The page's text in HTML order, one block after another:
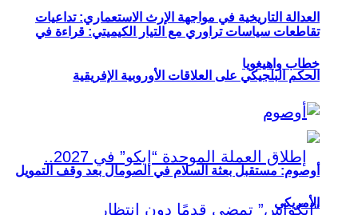
العدالة التاريخية في مواجهة الإرث الاستعماري: تداعيات
الحكم البلجيكي على العلاقات الأوروبية الإفريقية
تقاطعات سياسات تراوري مع التيار الكيميتي: قراءة في
خطاب واهيغويا
أوصوم: مستقبل بعثة السلام في الصومال بعد وقف التمويل
الأمريكي